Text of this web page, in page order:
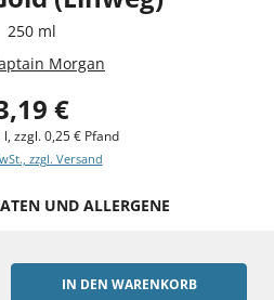
250 ml
Morgan
€
zzgl. 0,25 € Pfand
zzgl. Versand
UND ALLERGENE
IN DEN WARENKORB